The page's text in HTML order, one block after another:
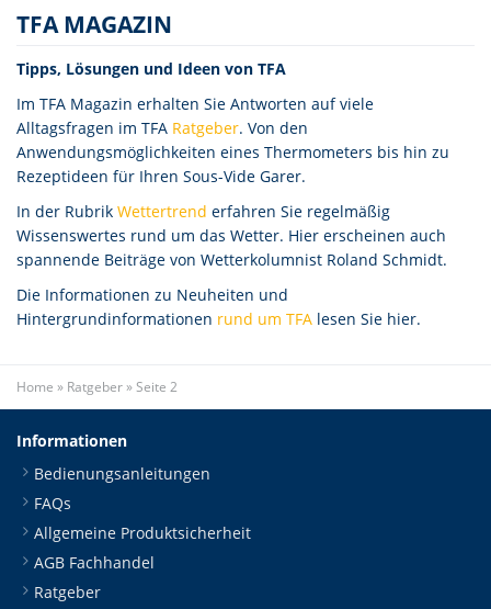
TFA MAGAZIN
Tipps, Lösungen und Ideen von TFA
Im TFA Magazin erhalten Sie Antworten auf viele
Alltagsfragen im TFA Ratgeber. Von den
Anwendungsmöglichkeiten eines Thermometers bis hin zu
Rezeptideen für Ihren Sous-Vide Garer.
In der Rubrik Wettertrend erfahren Sie regelmäßig
Wissenswertes rund um das Wetter. Hier erscheinen auch
spannende Beiträge von Wetterkolumnist Roland Schmidt.
Die Informationen zu Neuheiten und
Hintergrundinformationen rund um TFA lesen Sie hier.
Home » Ratgeber»Seite 2
Informationen
Bedienungsanleitungen
FAQs
Allgemeine Produktsicherheit
AGB Fachhandel
Ratgeber